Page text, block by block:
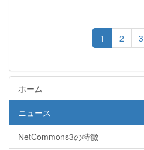
1 2 3
ホーム
ニュース
NetCommons3の特徴